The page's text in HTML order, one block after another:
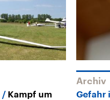
Kampf um
Archiv
Gefahr